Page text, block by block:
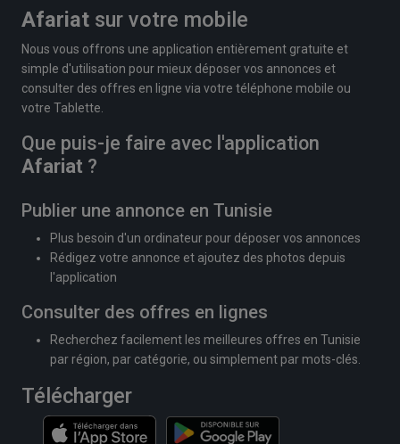
Afariat sur votre mobile
Nous vous offrons une application entièrement gratuite et
simple d'utilisation pour mieux déposer vos annonces et
consulter des offres en ligne via votre téléphone mobile ou
votre Tablette.
Que puis-je faire avec l'application
Afariat ?
Publier une annonce en Tunisie
Plus besoin d'un ordinateur pour déposer vos annonces
Rédigez votre annonce et ajoutez des photos depuis
l'application
Consulter des offres en lignes
Recherchez facilement les meilleures offres en Tunisie
par région, par catégorie, ou simplement par mots-clés.
Télécharger